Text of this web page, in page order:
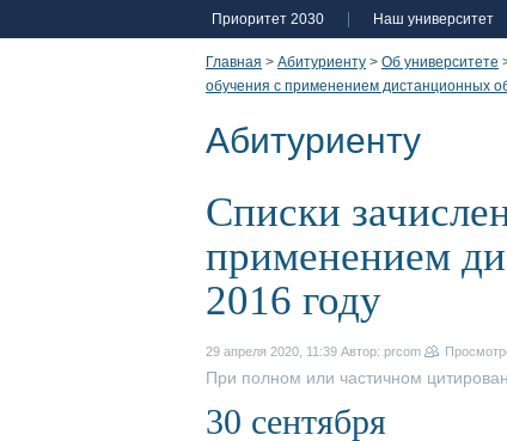
Приоритет 2030 Наш университет
Главная > Абитуриенту > Об университете
обучения с применением дистанционных
Абитуриенту
Списки
применением
2016 году
29 апреля 2020, 11:39 Автор: prcom
При полном или частичном
30 сентября